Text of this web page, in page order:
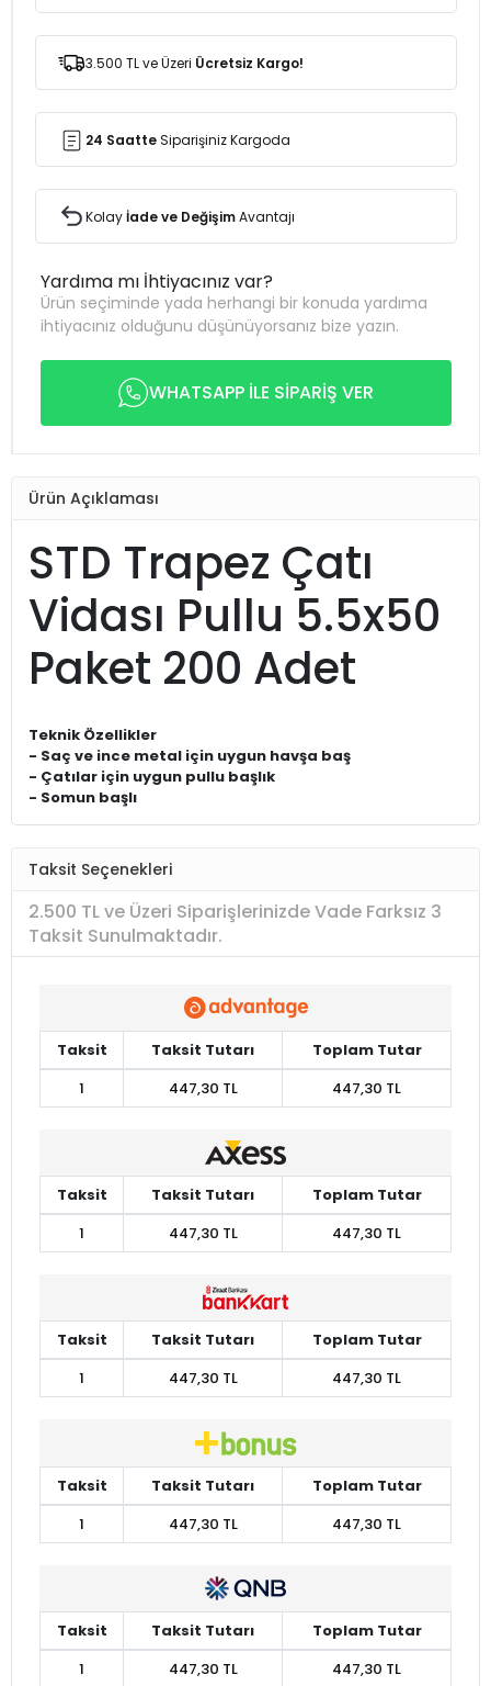
3.500 TL ve Üzeri Ücretsiz Kargo!
24 SaatteSiparişiniz Kargoda
Kolayİade ve DeğişimAvantajı
Yardıma mı İhtiyacınız var?
Ürün seçiminde yada herhangi bir konuda yardıma
ihtiyacınız olduğunu düşünüyorsanız bize yazın.
WHATSAPP İLE SİPARİŞ VER
Ürün Açıklaması
STD Trapez Çatı
Vidası Pullu 5.5x50
Paket 200 Adet
Teknik Özellikler
- Saç ve ince metal için uygun havşa baş
- Çatılar için uygun pullu başlık
- Somun başlı
Taksit Seçenekleri
2.500 TL ve Üzeri Siparişlerinizde Vade Farksız 3
Taksit Sunulmaktadır.
Taksit Taksit Tutarı
Toplam Tutar
1
447,30 TL 447,30 TL
Taksit Taksit Tutarı
Toplam Tutar
1
447,30 TL 447,30 TL
Taksit Taksit Tutarı
Toplam Tutar
1
447,30 TL 447,30 TL
Taksit Taksit Tutarı
Toplam Tutar
1
447,30 TL 447,30 TL
Taksit Taksit Tutarı
Toplam Tutar
1
447,30 TL 447,30 TL